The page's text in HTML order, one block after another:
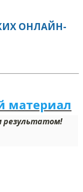
ОНЛАЙН-
материал
результатом!